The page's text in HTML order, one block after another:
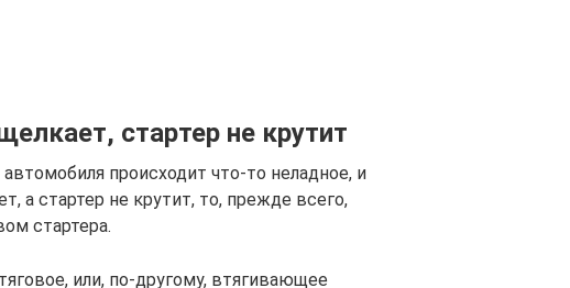
стартер не крутит
происходит что-то неладное, и
а стартер не крутит, то, прежде всего,
стартера.
или, по-другому, втягивающее